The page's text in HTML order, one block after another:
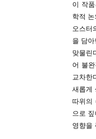
이 작
학적
오스터
을 담
맞물린
어 불
교차한
새롭게
따위의
으로
영향을